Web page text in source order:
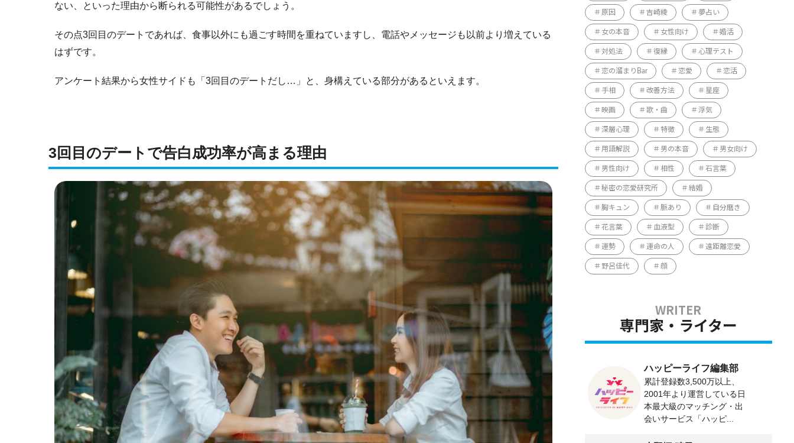
ない、といった理由から断られる可能性があるでしょう。
その点3回目のデートであれば、食事以外にも過ごす時間を重ねていますし、電話やメッセージも以前より増えている
はずです。
アンケート結果から女性サイドも「3回目のデートだし…」と、身構えている部分があるといえます。
3回目のデートで告白成功率が高まる理由
原因 吉崎綾 夢占い
女の本音 女性向け 婚活
対処法 復縁 心理テスト
恋の溜まりBar 恋愛 恋活
手相 改善方法 星座
映画 歌・曲 浮気
深層心理 特徴 生態
用語解説 男の本音 男女向け
男性向け 相性 石言葉
秘密の恋愛研究所 結婚
胸キュン 脈あり 自分磨き
花言葉 血液型 診断
運勢 運命の人 遠距離恋愛
野呂佳代 顔
専門家・ライター
ハッピーライフ編集部
累計登録数3,500万以上、
2001年より運営している日
本最大級のマッチング・出
会いサービス「ハッピ...